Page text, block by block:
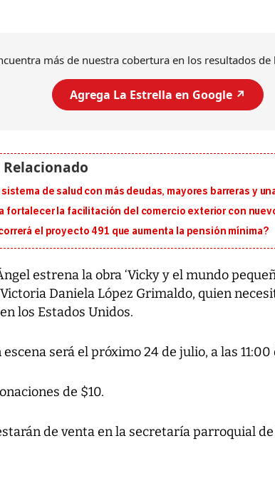
más de nuestra cobertura en los resultados de
Agrega La Estrella en Google ↗️
sistema de salud con más deudas, mayores barreras y
fortalecer la facilitación del comercio exterior con
el proyecto 491 que aumenta la pensión mínima?
estrena la obra ‘Vicky y el mundo
Daniela López Grimaldo, quien
los Estados Unidos.
será el próximo 24 de julio, a las
de $10.
de venta en la secretaría parroquial
7,1 se
emergencia